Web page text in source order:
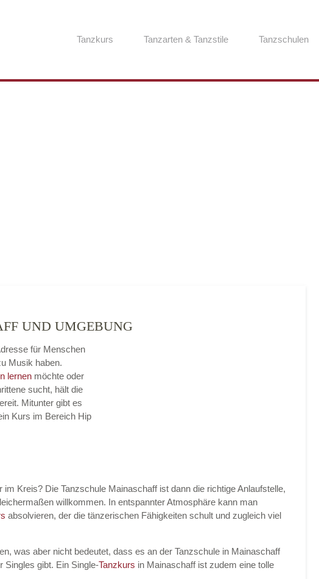
Tanzkurs Tanzarten & Tanzstile Tanzschulen
UND UMGEBUNG
für Menschen
Musik haben.
lernen möchte oder
sucht, hält die
Mitunter gibt es
Kurs im Bereich Hip
im Kreis? Die Tanzschule Mainaschaff ist dann die richtige Anlaufstelle,
willkommen. In entspannter Atmosphäre kann man
absolvieren, der die tänzerischen Fähigkeiten schult und zugleich viel
was aber nicht bedeutet, dass es an der Tanzschule in Mainaschaff
Singles gibt. Ein Single-Tanzkurs in Mainaschaff ist zudem eine tolle